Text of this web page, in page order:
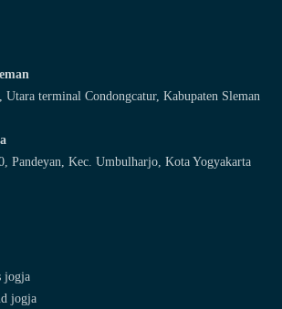
Utara terminal Condongcatur, Kabupaten Sleman
Pandeyan, Kec. Umbulharjo, Kota Yogyakarta
jogja
jogja